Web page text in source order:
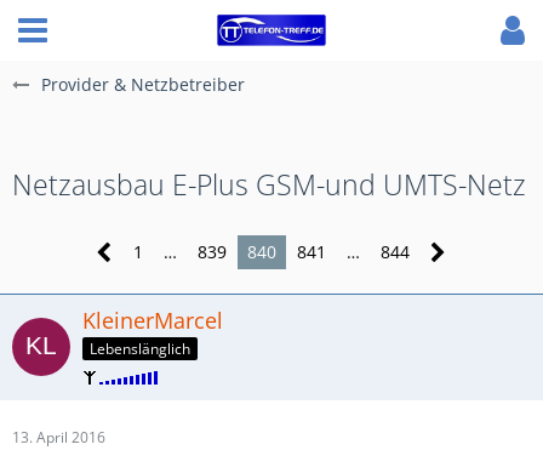
Provider & Netzbetreiber
Netzausbau E-Plus GSM-und UMTS-Netz
1 … 839 840 841 … 844
KleinerMarcel
Lebenslänglich
13. April 2016